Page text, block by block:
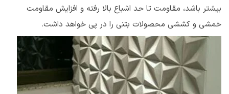
بیشتر باشد، مقاومت تا حد اشباع بالا رفته و افزایش مقاومت
خمشی و کششی محصولات بتنی را در پی خواهد داشت.